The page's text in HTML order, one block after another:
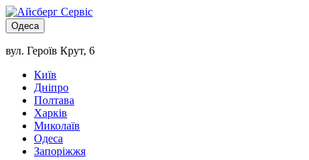
Одеса
вул. Героїв Крут, 6
Київ
Дніпро
Полтава
Харків
Миколаїв
Одеса
Запоріжжя